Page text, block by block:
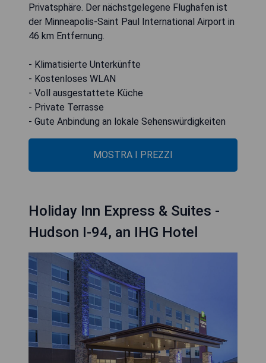
Privatsphäre. Der nächstgelegene Flughafen ist
der Minneapolis-Saint Paul International Airport in
46 km Entfernung.
- Klimatisierte Unterkünfte
- Kostenloses WLAN
- Voll ausgestattete Küche
- Private Terrasse
- Gute Anbindung an lokale Sehenswürdigkeiten
MOSTRA I PREZZI
Holiday Inn Express & Suites -
Hudson I-94, an IHG Hotel